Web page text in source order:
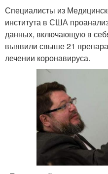
Специалисты из
института в США
данных, включающую в
выявили свыше 21
лечении коронавируса.